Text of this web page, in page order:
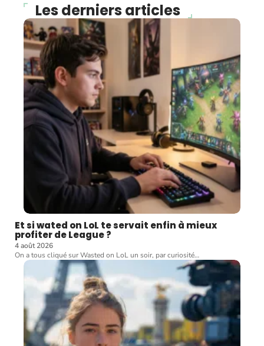
Les derniers articles
Et si wated on LoL te servait enfin à mieux
profiter de League ?
4 août 2026
On a tous cliqué sur Wasted on LoL un soir, par curiosité…